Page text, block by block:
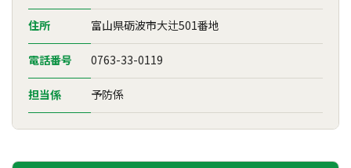
住所 富山県砺波市大辻501番地
電話番号 0763-33-0119
担当係 予防係